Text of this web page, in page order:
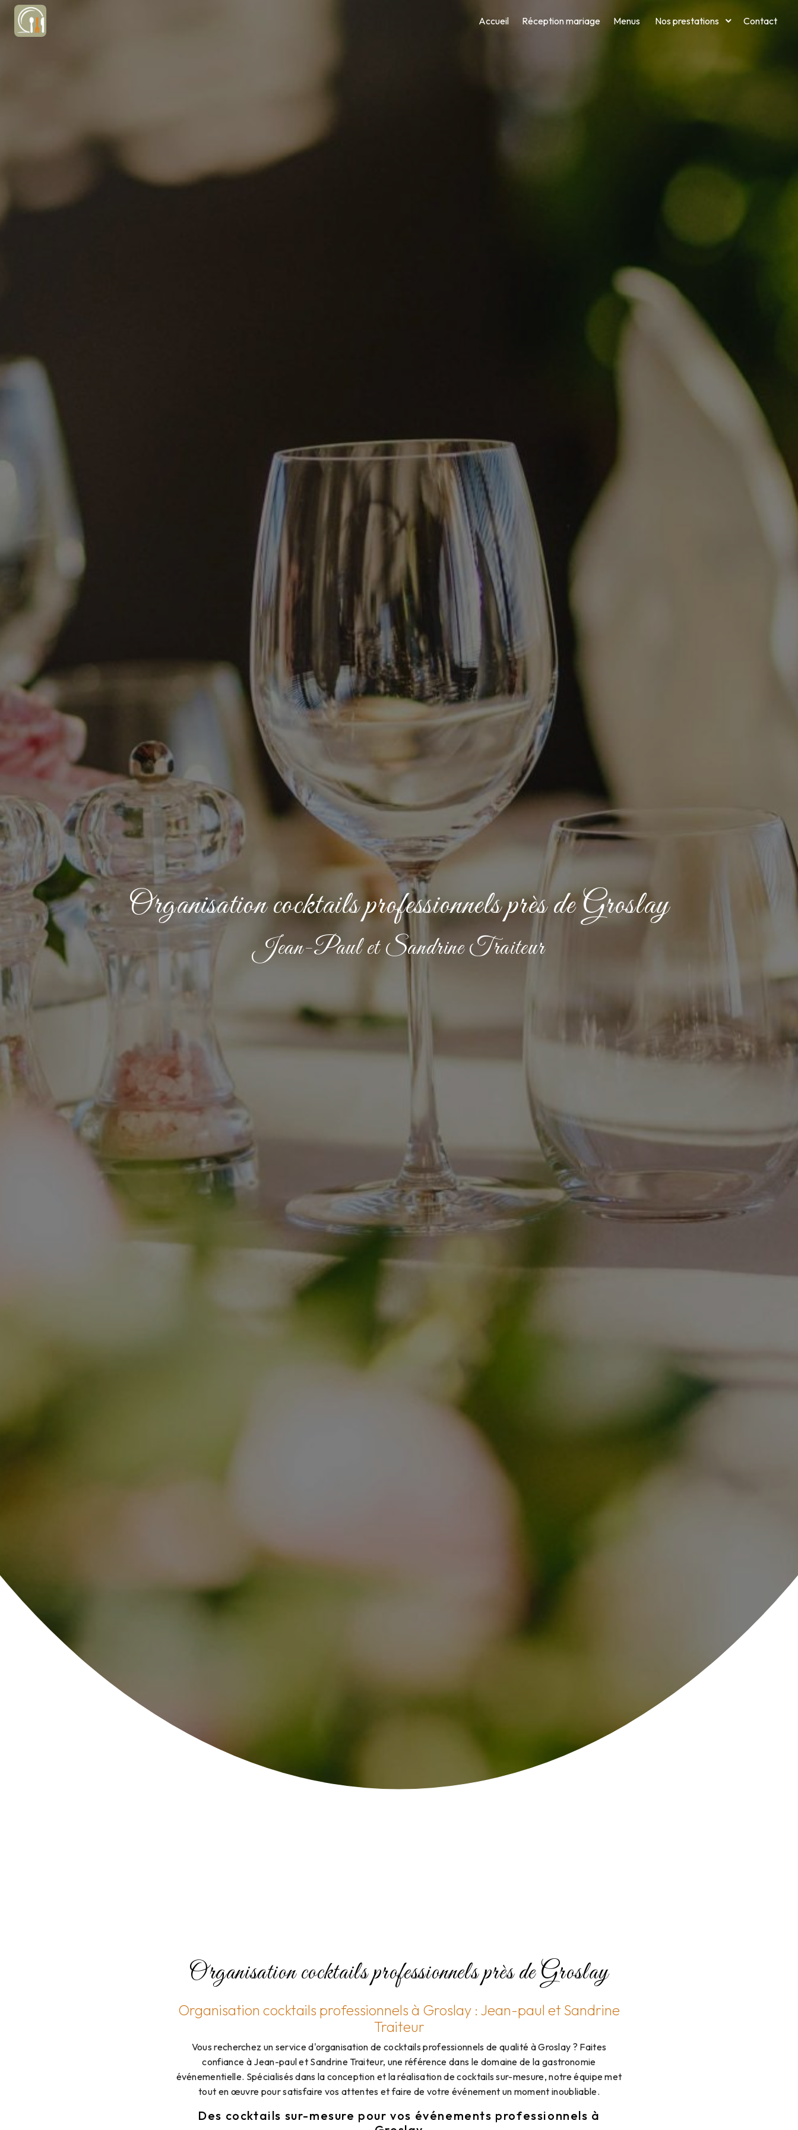
Accueil Réception mariage Menus Nos prestations Contact
Organisation cocktails professionnels près de Groslay
Jean-Paul et Sandrine Traiteur
Organisation cocktails professionnels près de Groslay
Organisation cocktails professionnels à Groslay : Jean-paul et Sandrine
Traiteur
Vous recherchez un service d'organisation de cocktails professionnels de qualité à Groslay ? Faites
confiance à Jean-paul et Sandrine Traiteur, une référence dans le domaine de la gastronomie
événementielle. Spécialisés dans la conception et la réalisation de cocktails sur-mesure, notre équipe met
tout en œuvre pour satisfaire vos attentes et faire de votre événement un moment inoubliable.
Des cocktails sur-mesure pour vos événements professionnels à
Panneau de gestion des cookies